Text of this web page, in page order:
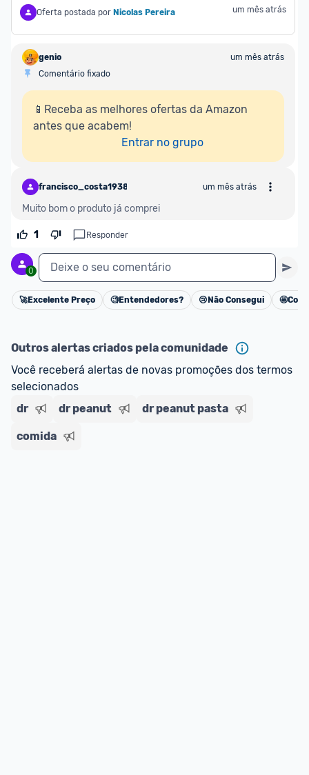
Oferta postada por Nicolas Pereira um mês atrás
genio
um mês atrás
Comentário fixado
📱Receba as melhores ofertas da Amazon
antes que acabem!
Entrar no grupo
francisco_costa19387 um mês atrás
Muito bom o produto já comprei
1 Responder
0 Deixe o seu comentário
Cancelar
🚀Excelente Preço 🧐Entendedores? 😢 Não Consegui 🤩
Outros alertas criados pela comunidade
Você receberá alertas de novas promoções dos termos
selecionados
dr
dr peanut dr peanut pasta
comida